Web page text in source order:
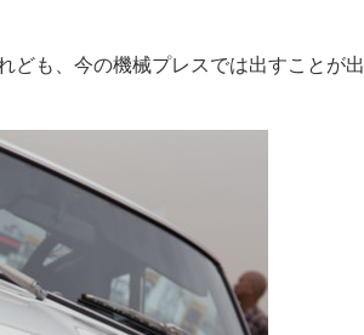
ども、今の機械プレスでは出すことが出